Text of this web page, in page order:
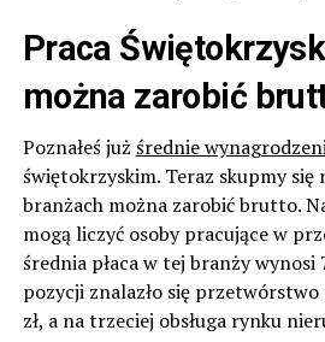
Praca
można zarobić
Poznałeś już średnie
świętokrzyskim. Teraz skupmy się
branżach można zarobić brutto.
mogą liczyć osoby pracujące w
średnia płaca w tej branży wynosi
pozycji znalazło się przetwórstwo
zł, a na trzeciej obsługa rynku